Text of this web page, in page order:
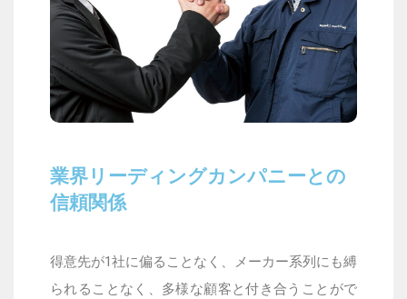
業界リーディングカンパニーとの
信頼関係
得意先が1社に偏ることなく、メーカー系列にも縛
られることなく、多様な顧客と付き合うことがで